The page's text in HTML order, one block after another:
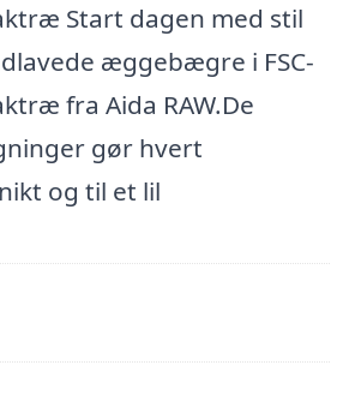
Start dagen med stil
æggebægre i FSC-
fra Aida RAW.De
gør hvert
og til et lil